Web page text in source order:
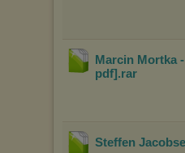
Marcin Mortka
pdf] .rar
Steffen